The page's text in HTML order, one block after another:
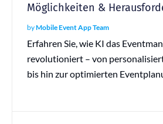
Möglichkeiten &
byMobile Event App Team
Erfahren Sie, wie KI das
revolutioniert – von
bis hin zur optimierten